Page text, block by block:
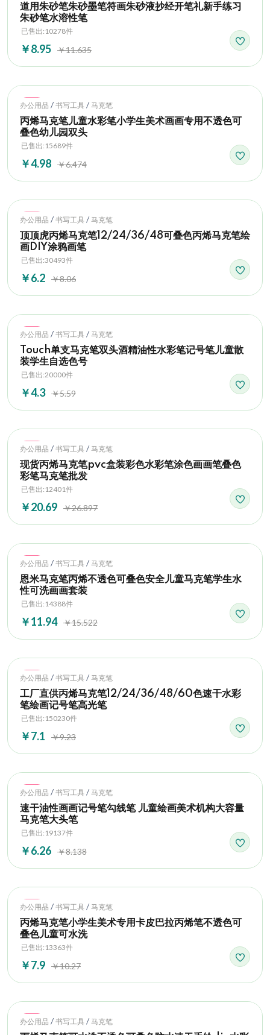
道用朱砂笔朱砂墨笔符画朱砂液抄经开笔礼新手练习
朱砂笔水溶性笔
已售出:10278件
￥8.95 ￥11.635
Hot
办公用品 / 书写工具 / 马克笔
丙烯马克笔儿童水彩笔小学生美术画画专用不透色可
叠色幼儿园双头
已售出:15689件
￥4.98 ￥6.474
Hot
办公用品 / 书写工具 / 马克笔
顶顶虎丙烯马克笔12/24/36/48可叠色丙烯马克笔绘
画DIY涂鸦画笔
已售出:30493件
￥6.2 ￥8.06
Hot
办公用品 / 书写工具 / 马克笔
Touch单支马克笔双头酒精油性水彩笔记号笔儿童散
装学生自选色号
已售出:20000件
￥4.3 ￥5.59
Hot
办公用品 / 书写工具 / 马克笔
现货丙烯马克笔pvc盒装彩色水彩笔涂色画画笔叠色
彩笔马克笔批发
已售出:12401件
￥20.69 ￥26.897
Hot
办公用品 / 书写工具 / 马克笔
恩米马克笔丙烯不透色可叠色安全儿童马克笔学生水
性可洗画画套装
已售出:14388件
￥11.94 ￥15.522
Hot
办公用品 / 书写工具 / 马克笔
工厂直供丙烯马克笔12/24/36/48/60色速干水彩
笔绘画记号笔高光笔
已售出:150230件
￥7.1 ￥9.23
Hot
办公用品 / 书写工具 / 马克笔
速干油性画画记号笔勾线笔 儿童绘画美术机构大容量
马克笔大头笔
已售出:19137件
￥6.26 ￥8.138
Hot
办公用品 / 书写工具 / 马克笔
丙烯马克笔小学生美术专用卡皮巴拉丙烯笔不透色可
叠色儿童可水洗
已售出:13363件
￥7.9 ￥10.27
Hot
办公用品 / 书写工具 / 马克笔